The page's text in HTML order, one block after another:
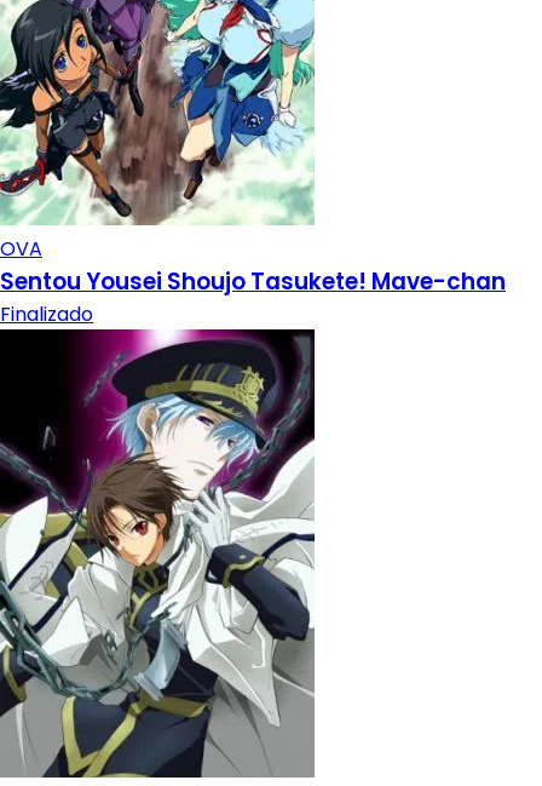
OVA
Sentou Yousei Shoujo Tasukete! Mave-chan
Finalizado